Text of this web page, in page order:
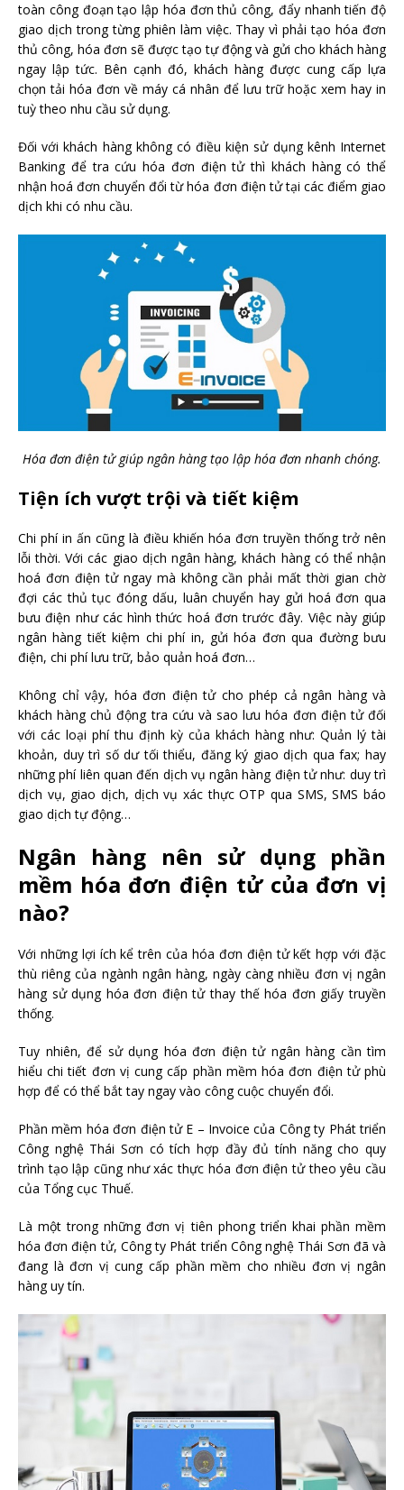
toàn công đoạn tạo lập hóa đơn thủ công, đẩy nhanh tiến độ
giao dịch trong từng phiên làm việc. Thay vì phải tạo hóa đơn
thủ công, hóa đơn sẽ được tạo tự động và gửi cho khách hàng
ngay lập tức. Bên cạnh đó, khách hàng được cung cấp lựa
chọn tải hóa đơn về máy cá nhân để lưu trữ hoặc xem hay in
tuỳ theo nhu cầu sử dụng.
Đối với khách hàng không có điều kiện sử dụng kênh Internet
Banking để tra cứu hóa đơn điện tử thì khách hàng có thể
nhận hoá đơn chuyển đổi từ hóa đơn điện tử tại các điểm giao
dịch khi có nhu cầu.
Hóa đơn điện tử giúp ngân hàng tạo lập hóa đơn nhanh chóng.
Tiện ích vượt trội và tiết kiệm
Chi phí in ấn cũng là điều khiến hóa đơn truyền thống trở nên
lỗi thời. Với các giao dịch ngân hàng, khách hàng có thể nhận
hoá đơn điện tử ngay mà không cần phải mất thời gian chờ
đợi các thủ tục đóng dấu, luân chuyển hay gửi hoá đơn qua
bưu điện như các hình thức hoá đơn trước đây. Việc này giúp
ngân hàng tiết kiệm chi phí in, gửi hóa đơn qua đường bưu
điện, chi phí lưu trữ, bảo quản hoá đơn…
Không chỉ vậy, hóa đơn điện tử cho phép cả ngân hàng và
khách hàng chủ động tra cứu và sao lưu hóa đơn điện tử đối
với các loại phí thu định kỳ của khách hàng như: Quản lý tài
khoản, duy trì số dư tối thiểu, đăng ký giao dịch qua fax; hay
những phí liên quan đến dịch vụ ngân hàng điện tử như: duy trì
dịch vụ, giao dịch, dịch vụ xác thực OTP qua SMS, SMS báo
giao dịch tự động…
Ngân hàng nên sử dụng phần
mềm hóa đơn điện tử của đơn vị
nào?
Với những lợi ích kể trên của hóa đơn điện tử kết hợp với đặc
thù riêng của ngành ngân hàng, ngày càng nhiều đơn vị ngân
hàng sử dụng hóa đơn điện tử thay thế hóa đơn giấy truyền
thống.
Tuy nhiên, để sử dụng hóa đơn điện tử ngân hàng cần tìm
hiểu chi tiết đơn vị cung cấp phần mềm hóa đơn điện tử phù
hợp để có thể bắt tay ngay vào công cuộc chuyển đổi.
Phần mềm hóa đơn điện tử E – Invoice của Công ty Phát triển
Công nghệ Thái Sơn có tích hợp đầy đủ tính năng cho quy
trình tạo lập cũng như xác thực hóa đơn điện tử theo yêu cầu
của Tổng cục Thuế.
Là một trong những đơn vị tiên phong triển khai phần mềm
hóa đơn điện tử, Công ty Phát triển Công nghệ Thái Sơn đã và
đang là đơn vị cung cấp phần mềm cho nhiều đơn vị ngân
hàng uy tín.